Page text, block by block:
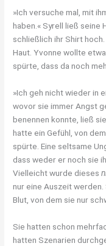
»Ich versuche mal, mit
haben.« Syrell ließ seine
schließlich ihr Shirt
Haut. Yvonne wollte
spürte, dass da noch
»Ich geh nicht wieder in
wovor sie immer Angst
benennen konnte, ließ
hatte ein Gefühl, von
spürte. Eine seltsame
dass weder er noch sie
Vielleicht wurde dieses
nur eine Auszeit
Blut, von dem sie nur
Sie hatten schon
hatten Szenarien